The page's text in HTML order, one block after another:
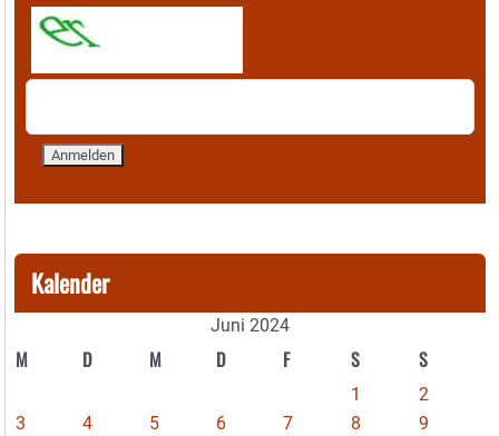
Kalender
Juni 2024
M D M D F S S
1
2
3
4 5 6 7 8
9